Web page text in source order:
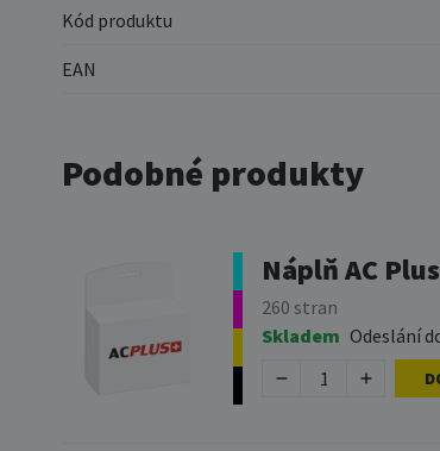
Kód produktu
EAN
Podobné produkty
Náplň AC
260 stran
Skladem Odeslání